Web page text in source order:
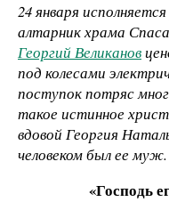
24 января
алтарник храма
Георгий Великанов
под колесами
поступок потряс
такое истинное
вдовой Георгия
человеком был ее муж.
«Господь